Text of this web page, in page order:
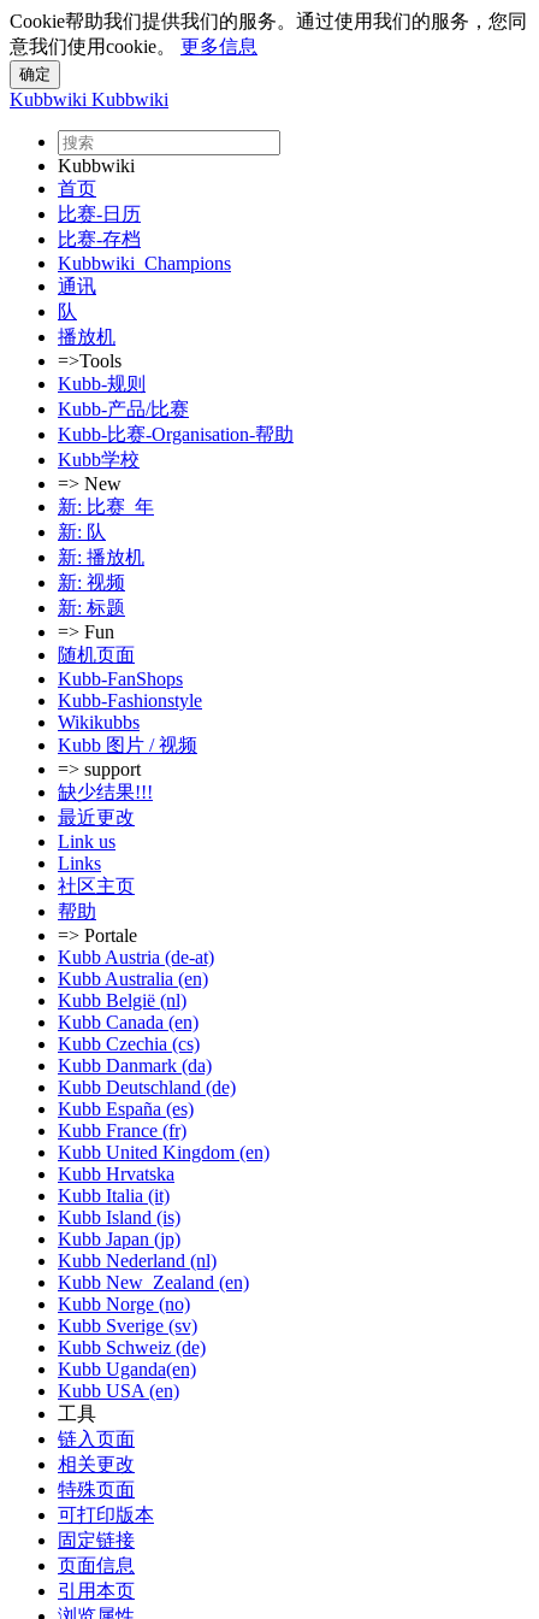
Cookie帮助我们提供我们的服务。通过使用我们的服务，您同
意我们使用cookie。
更多信息
Kubbwiki Kubbwiki
Kubbwiki
首页
比赛-日历
比赛-存档
Kubbwiki_Champions
通讯
队
播放机
=>Tools
Kubb-规则
Kubb-产品/比赛
Kubb-比赛-Organisation-帮助
Kubb学校
=> New
新: 比赛_年
新: 队
新: 播放机
新: 视频
新: 标题
=> Fun
随机页面
Kubb-FanShops
Kubb-Fashionstyle
Wikikubbs
Kubb 图片 / 视频
=> support
缺少结果!!!
最近更改
Link us
Links
社区主页
帮助
=> Portale
Kubb Austria (de-at)
Kubb Australia (en)
Kubb België (nl)
Kubb Canada (en)
Kubb Czechia (cs)
Kubb Danmark (da)
Kubb Deutschland (de)
Kubb España (es)
Kubb France (fr)
Kubb United Kingdom (en)
Kubb Hrvatska
Kubb Italia (it)
Kubb Island (is)
Kubb Japan (jp)
Kubb Nederland (nl)
Kubb New_Zealand (en)
Kubb Norge (no)
Kubb Sverige (sv)
Kubb Schweiz (de)
Kubb Uganda(en)
Kubb USA (en)
工具
链入页面
相关更改
特殊页面
可打印版本
固定链接
页面信息
引用本页